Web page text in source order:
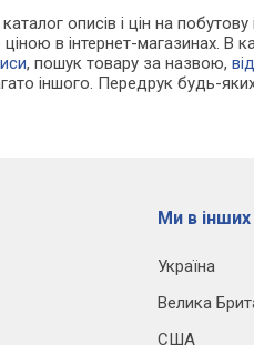
описів і цін на
в інтернет-магазинах. В
, пошук товару за назвою,
іншого. Передрук будь-
Ми в інших
Україна
Велика
США